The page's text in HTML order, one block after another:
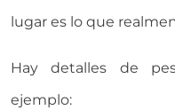
lugar es lo que
Hay detalles de
ejemplo: